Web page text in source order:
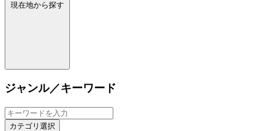
現在地から探す
ジャンル／キーワード
カテゴリ選択